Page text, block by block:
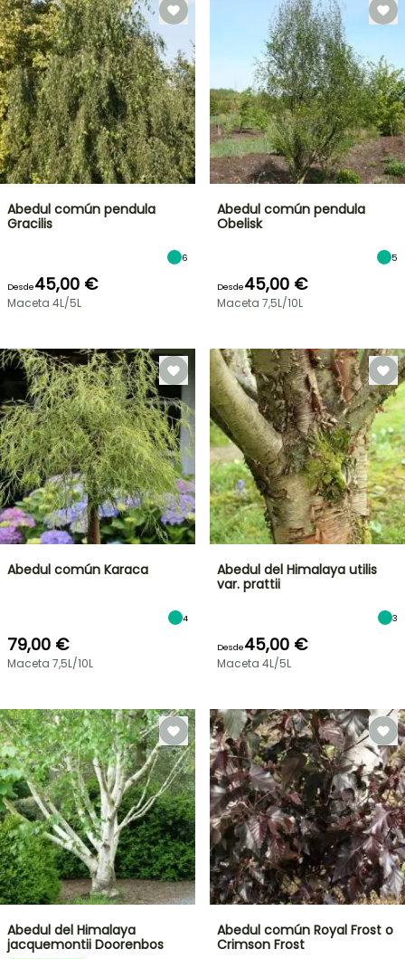
Abedul común pendula
Gracilis
6
Desde45,00 €
Maceta 4L/5L
Abedul común pendula
Obelisk
5
Desde45,00 €
Maceta 7,5L/10L
Abedul común Karaca
4
79,00 €
Maceta 7,5L/10L
Abedul del Himalaya utilis
var. prattii
3
Desde45,00 €
Maceta 4L/5L
Abedul del Himalaya
jacquemontii Doorenbos
Abedul común Royal Frost o
Crimson Frost